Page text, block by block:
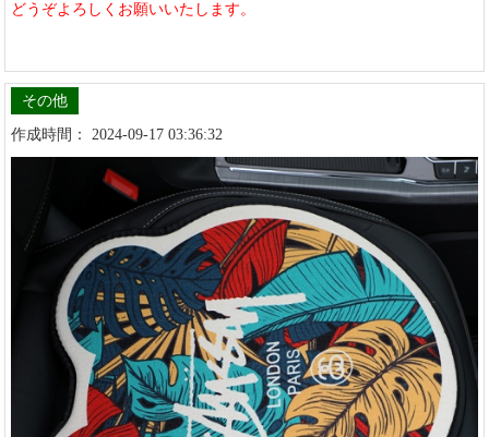
どうぞよろしくお願いいたします。
その他
作成時間： 2024-09-17 03:36:32